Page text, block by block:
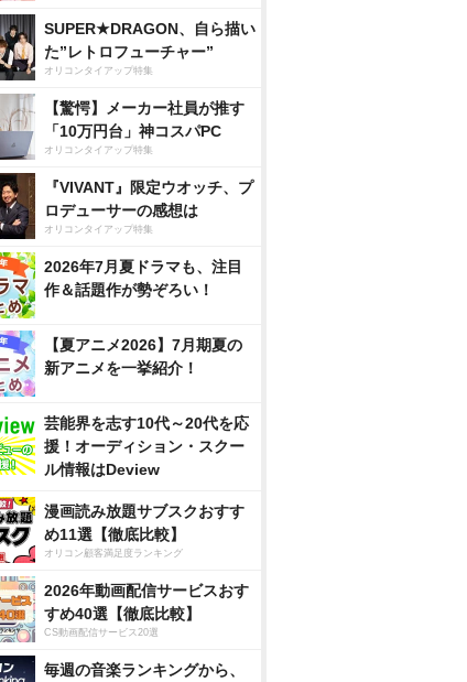
SUPER★DRAGON、自ら描い
た”レトロフューチャー”
オリコンタイアップ特集
【驚愕】メーカー社員が推す
「10万円台」神コスパPC
オリコンタイアップ特集
『VIVANT』限定ウオッチ、プ
ロデューサーの感想は
オリコンタイアップ特集
2026年7月夏ドラマも、注目
作＆話題作が勢ぞろい！
【夏アニメ2026】7月期夏の
新アニメを一挙紹介！
芸能界を志す10代～20代を応
援！オーディション・スクー
ル情報はDeview
漫画読み放題サブスクおすす
め11選【徹底比較】
オリコン顧客満足度ランキング
2026年動画配信サービスおす
すめ40選【徹底比較】
CS動画配信サービス20選
毎週の音楽ランキングから、